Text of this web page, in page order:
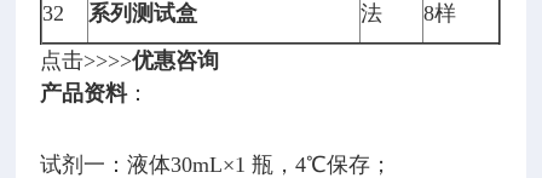
32
系列测试盒
法
8样
点击>>>>优惠咨询
产品资料：
试剂一：液体30mL×1 瓶，4℃保存；